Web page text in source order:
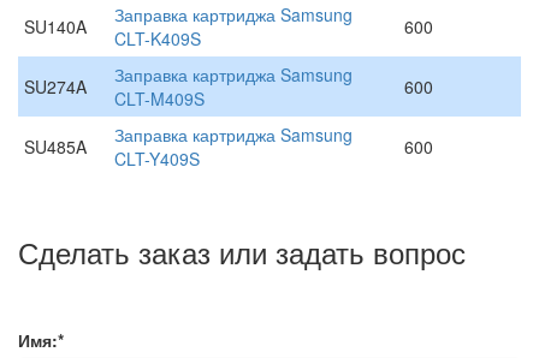
SU140A
Заправка картриджа Samsung
CLT-K409S
600
SU274A
Заправка картриджа Samsung
CLT-M409S
600
SU485A
Заправка картриджа Samsung
CLT-Y409S
600
Сделать заказ или задать вопрос
Имя:*